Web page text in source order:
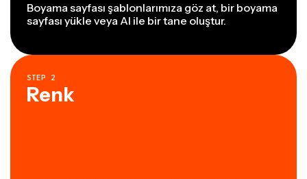
Boyama sayfası şablonlarımıza göz at, bir boyama
sayfası yükle veya AI ile bir tane oluştur.
STEP 2
Renk